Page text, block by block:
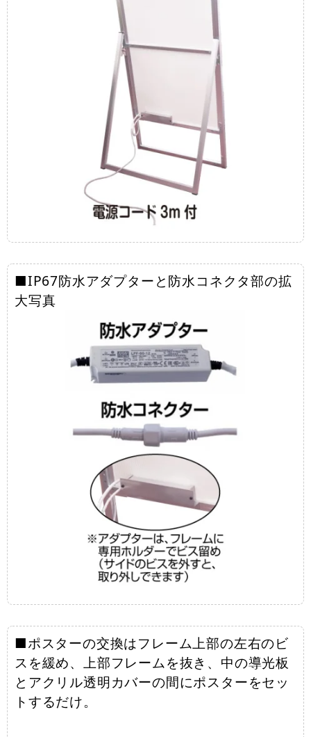
■IP67防水アダプターと防水コネクタ部の拡
大写真
■ポスターの交換はフレーム上部の左右のビ
スを緩め、上部フレームを抜き、中の導光板
とアクリル透明カバーの間にポスターをセッ
トするだけ。